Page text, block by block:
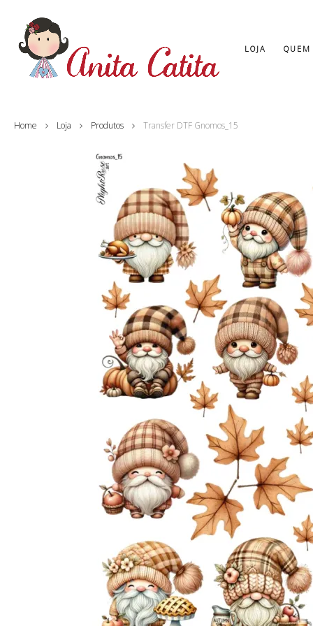
LOJA QUEM
Home Loja Produtos Transfer DTF Gnomos_15